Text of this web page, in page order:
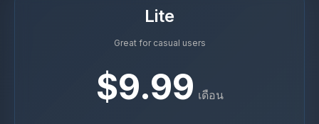
Lite
Great for casual users
$9.99 เดือน